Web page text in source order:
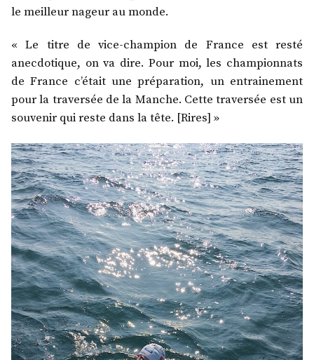
le meilleur nageur au monde.
« Le titre de vice-champion de France est resté
anecdotique, on va dire. Pour moi, les championnats
de France c’était une préparation, un entrainement
pour la traversée de la Manche. Cette traversée est un
souvenir qui reste dans la tête. [Rires] »